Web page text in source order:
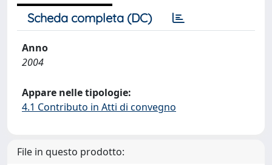
Scheda completa (DC)
Anno
2004
Appare nelle tipologie:
4.1 Contributo in Atti di convegno
File in questo prodotto: